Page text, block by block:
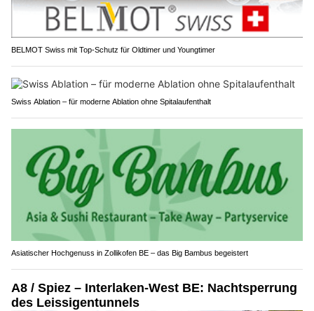
BELMOT Swiss mit Top-Schutz für Oldtimer und Youngtimer
Swiss Ablation – für moderne Ablation ohne Spitalaufenthalt
Asiatischer Hochgenuss in Zollikofen BE – das Big Bambus begeistert
A8 / Spiez – Interlaken-West BE: Nachtsperrung
des Leissigentunnels